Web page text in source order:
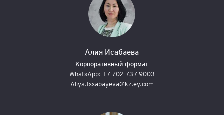
Алия Исабаева
Корпоративный формат
WhatsApp: +7 702 737 9003
Aliya.Issabayeva@kz.ey.com